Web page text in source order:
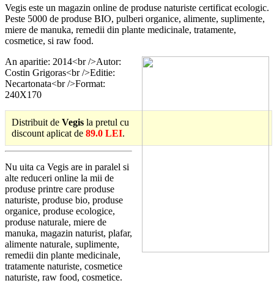
Vegis este un magazin online de produse naturiste certificat ecologic.
Peste 5000 de produse BIO, pulberi organice, alimente, suplimente,
miere de manuka, remedii din plante medicinale, tratamente,
cosmetice, si raw food.
An aparitie: 2014<br />Autor:
Costin Grigoras<br />Editie:
Necartonata<br />Format:
240X170
Distribuit de Vegis la pretul cu
discount aplicat de 89.0 LEI.
Nu uita ca Vegis are in paralel si
alte reduceri online la mii de
produse printre care produse
naturiste, produse bio, produse
organice, produse ecologice,
produse naturale, miere de
manuka, magazin naturist, plafar,
alimente naturale, suplimente,
remedii din plante medicinale,
tratamente naturiste, cosmetice
naturiste, raw food, cosmetice.